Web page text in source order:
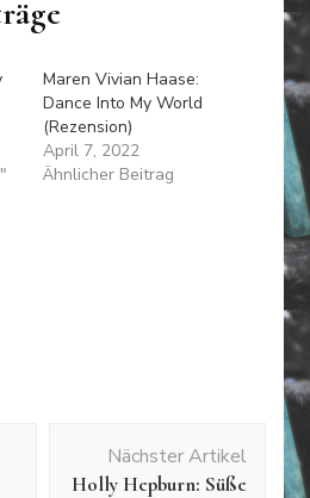
Maren Vivian Haase:
Dance Into My World
(Rezension)
April 7, 2022
Ähnlicher Beitrag
Nächster Artikel
Holly Hepburn: Süße